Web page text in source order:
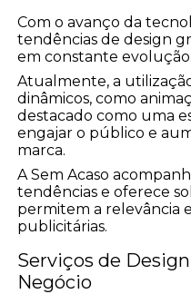
Com o avanço da
tendências de design
em constante evolução.
Atualmente, a
dinâmicos, como
destacado como uma
engajar o público e
marca.
A Sem Acaso
tendências e oferece
permitem a relevância
publicitárias.
Serviços de
Negócio